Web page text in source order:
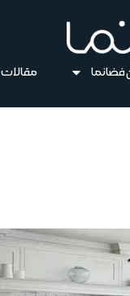
فضانما مقالات